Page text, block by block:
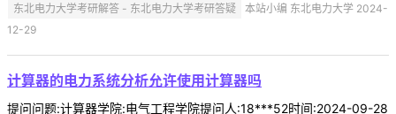
东北电力大学考研解答 - 东北电力大学考研答疑
本站小编 东北电力大学 2024-
12-29
计算器的电力系统分析允许使用计算器吗
提问问题:计算器学院:电气工程学院提问人:18***52时间:2024-09-28